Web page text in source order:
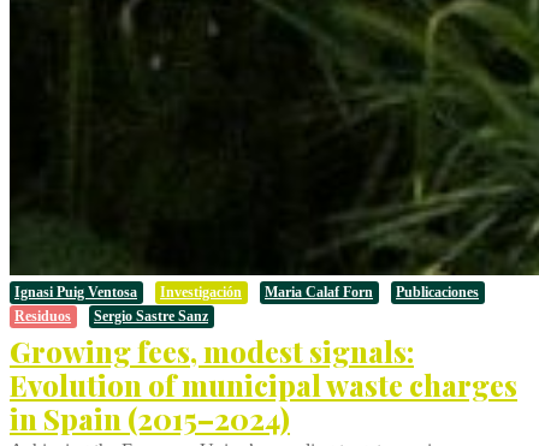
Ignasi Puig Ventosa Investigación Maria Calaf Forn
Publicaciones
Residuos
Sergio Sastre Sanz
Growing fees, modest signals:
Evolution of municipal waste charges
in Spain (2015–2024)